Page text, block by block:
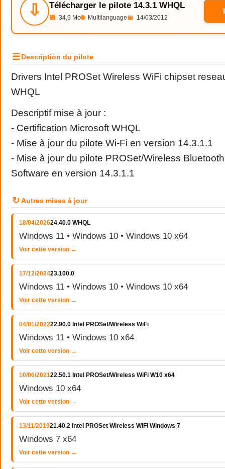
⇩ Télécharger le pilote 14.3.1 WHQL
💾 34,9 Mo🌐 Multilanguage📅 14/03/2012
☰Description du pilote
Drivers Intel PROSet Wireless WiFi chipset
WHQL
Descriptif mise à jour :
- Certification Microsoft WHQL
- Mise à jour du pilote Wi-Fi en version 14.3.1.1
- Mise à jour du pilote PROSet/Wireless
Software en version 14.3.1.1
↻ Autres mises à jour
18/04/202624.40.0 WHQL
Windows 11 • Windows 10 • Windows 10 x64
Voir cette version →
17/12/202423.100.0
Windows 11 • Windows 10 • Windows 10 x64
Voir cette version →
04/01/202222.90.0 Intel PROSet/Wireless WiFi
Windows 11 • Windows 10 x64
Voir cette version →
10/06/202122.50.1 Intel PROSet/Wireless WiFi W10 x64
Windows 10 x64
Voir cette version →
13/11/201921.40.2 Intel PROSet Wireless WiFi Windows 7
Windows 7 x64
Voir cette version →